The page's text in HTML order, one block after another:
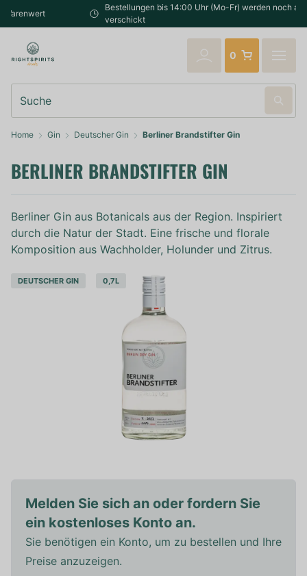
Bestellungen bis 14:00 Uhr (Mo-Fr) werden noch am selben Tag
verschickt
0
Home Gin Deutscher Gin Berliner Brandstifter Gin
BERLINER BRANDSTIFTER GIN
Berliner Gin aus Botanicals aus der Region. Inspiriert
durch die Natur der Stadt. Eine frische und florale
Komposition aus Wachholder, Holunder und Zitrus.
DEUTSCHER GIN 0,7L
Melden Sie sich an oder fordern Sie
ein kostenloses Konto an.
Sie benötigen ein Konto, um zu bestellen und Ihre
Preise anzuzeigen.